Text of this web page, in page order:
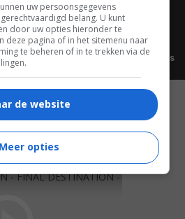
Alle video's
- FINAL DESTINATION -
uw persoonsgegevens
belang. U kunt
door uw opties hieronder te
deze pagina of in het sitemenu naar
te beheren of in te trekken via de
de website
Meer opties